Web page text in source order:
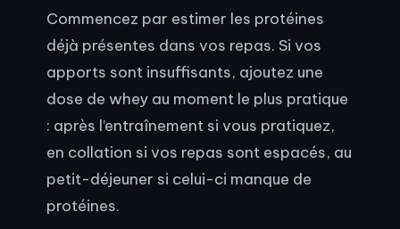
Commencez par estimer les protéines
déjà présentes dans vos repas. Si vos
apports sont insuffisants, ajoutez une
dose de whey au moment le plus pratique
: après l’entraînement si vous pratiquez,
en collation si vos repas sont espacés, au
petit-déjeuner si celui-ci manque de
protéines.